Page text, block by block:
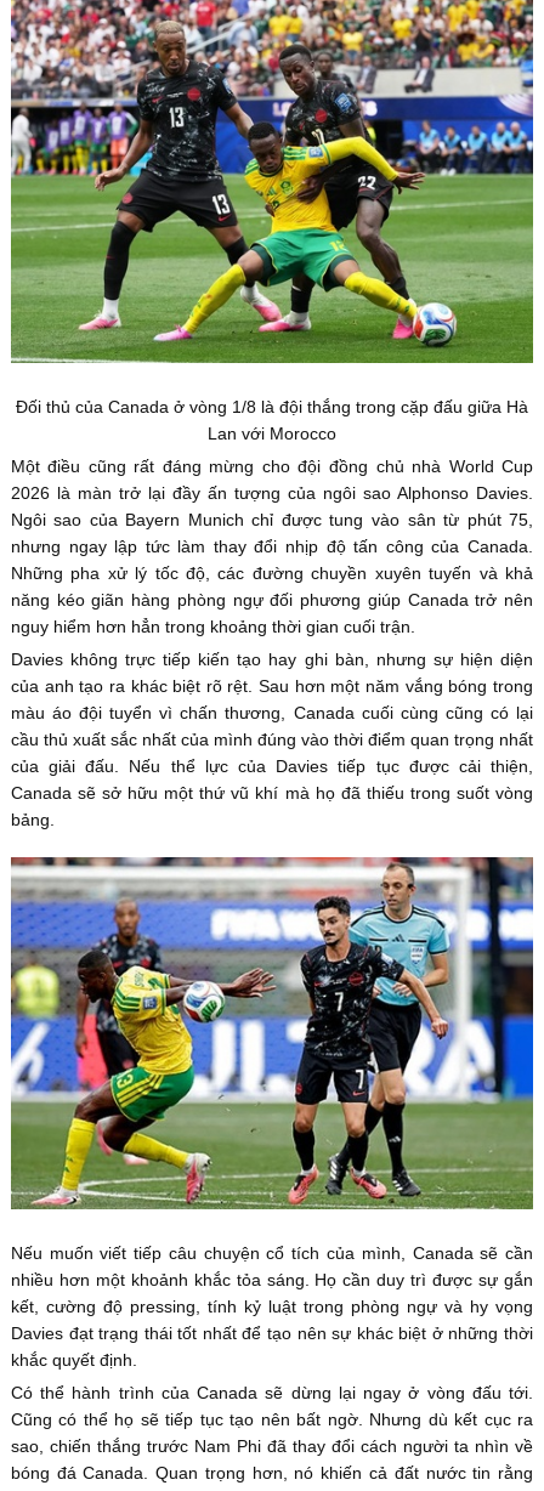
Đối thủ của Canada ở vòng 1/8 là đội thắng trong cặp đấu giữa Hà
Lan với Morocco
Một điều cũng rất đáng mừng cho đội đồng chủ nhà World Cup
2026 là màn trở lại đầy ấn tượng của ngôi sao Alphonso Davies.
Ngôi sao của Bayern Munich chỉ được tung vào sân từ phút 75,
nhưng ngay lập tức làm thay đổi nhịp độ tấn công của Canada.
Những pha xử lý tốc độ, các đường chuyền xuyên tuyến và khả
năng kéo giãn hàng phòng ngự đối phương giúp Canada trở nên
nguy hiểm hơn hẳn trong khoảng thời gian cuối trận.
Davies không trực tiếp kiến tạo hay ghi bàn, nhưng sự hiện diện
của anh tạo ra khác biệt rõ rệt. Sau hơn một năm vắng bóng trong
màu áo đội tuyển vì chấn thương, Canada cuối cùng cũng có lại
cầu thủ xuất sắc nhất của mình đúng vào thời điểm quan trọng nhất
của giải đấu. Nếu thể lực của Davies tiếp tục được cải thiện,
Canada sẽ sở hữu một thứ vũ khí mà họ đã thiếu trong suốt vòng
bảng.
Nếu muốn viết tiếp câu chuyện cổ tích của mình, Canada sẽ cần
nhiều hơn một khoảnh khắc tỏa sáng. Họ cần duy trì được sự gắn
kết, cường độ pressing, tính kỷ luật trong phòng ngự và hy vọng
Davies đạt trạng thái tốt nhất để tạo nên sự khác biệt ở những thời
khắc quyết định.
Có thể hành trình của Canada sẽ dừng lại ngay ở vòng đấu tới.
Cũng có thể họ sẽ tiếp tục tạo nên bất ngờ. Nhưng dù kết cục ra
sao, chiến thắng trước Nam Phi đã thay đổi cách người ta nhìn về
bóng đá Canada. Quan trọng hơn, nó khiến cả đất nước tin rằng